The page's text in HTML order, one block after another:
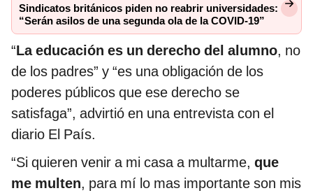
Sindicatos británicos piden no reabrir universidades:
“Serán asilos de una segunda ola de la COVID-19”
“La educación es un derecho del alumno, no
de los padres” y “es una obligación de los
poderes públicos que ese derecho se
satisfaga”, advirtió en una entrevista con el
diario El País.
“Si quieren venir a mi casa a multarme, que
me multen, para mí lo mas importante son mis